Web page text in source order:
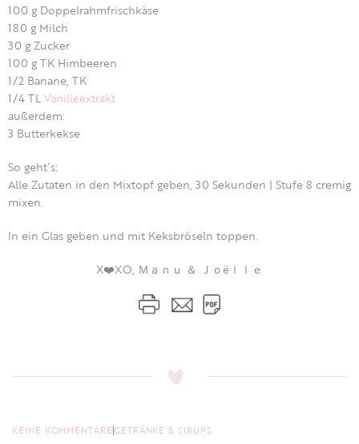
100 g Doppelrahmfrischkäse
180 g Milch
30 g Zucker
100 g TK Himbeeren
1/2 Banane, TK
1/4 TLVanilleextrakt
außerdem:
3 Butterkekse
So geht´s:
Alle Zutaten in den Mixtopf geben, 30 Sekunden | Stufe 8 cremig
mixen.
In ein Glas geben und mit Keksbröseln toppen.
X❤️XO, Ｍａｎｕ ＆ Ｊｏëｌｌｅ
KEINE KOMMENTAREGETRÄNKE & SIRUPS